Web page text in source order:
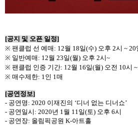
[공지 및 오픈 일정]
※ 팬클럽 선 예매 : 12월 18일(수) 오후 2시 ~ 20
※ 일반예매 : 12월 23일(월) 오후 2시~
※ 팬클럽 인증 기간: 12월 16일(월) 오전 10시 ~
※ 매수제한: 1 인 1 매
[공연정보]
- 공연명 : 2020 이재진의 ‘디너 없는 디너쇼’
- 공연일시 : 2020년 1 월 11 일(토) 오후 6시
- 공연장: 올림픽공원 K-아트홀